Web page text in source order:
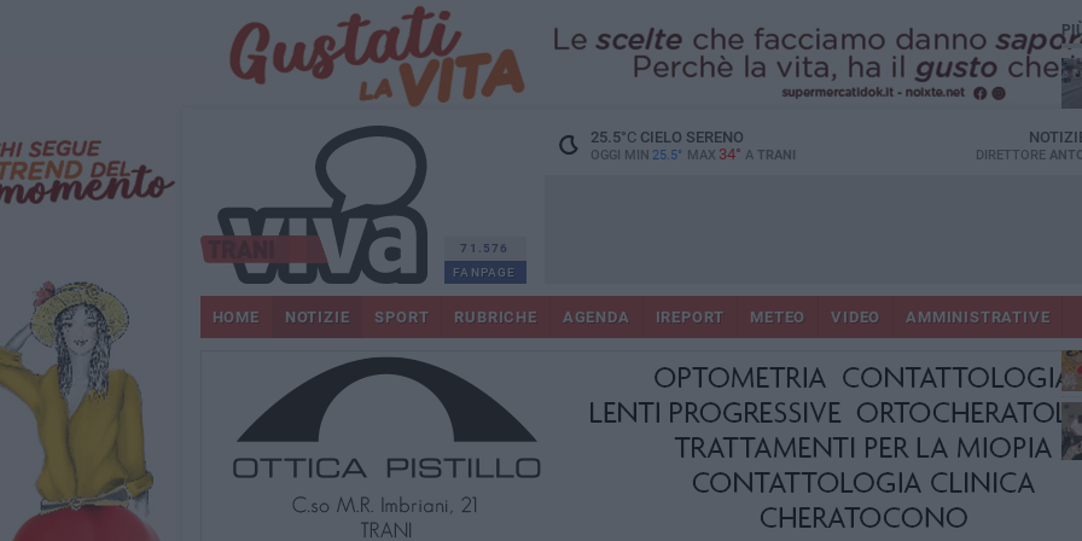
71.576
FANPAGE
25.5°CCIELO SERENO
OGGI MIN 25.5° MAX 34° A TRANI DIRETTORE
HOME NOTIZIE SPORT RUBRICHE AGENDA IREPORT METEO VIDEO AMMINISTRATIVE